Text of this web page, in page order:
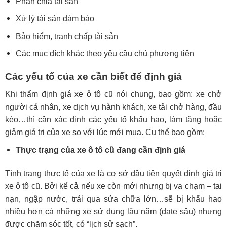
Xử lý tài sản đảm bảo
Bảo hiểm, tranh chấp tài sản
Các mục đích khác theo yêu cầu chủ phương tiện
Các yếu tố của xe cần biết để định giá
Khi thẩm định giá xe ô tô cũ nói chung, bao gồm: xe chở
người cá nhân, xe dịch vụ hành khách, xe tải chở hàng, đầu
kéo…thì cần xác định các yếu tố khấu hao, làm tăng hoặc
giảm giá trị của xe so với lúc mới mua. Cụ thể bao gồm:
Thực trạng của xe ô tô cũ đang cần định giá
Tình trạng thực tế của xe là cơ sở đầu tiên quyết định giá trị
xe ô tô cũ. Bởi kể cả nếu xe còn mới nhưng bị va chạm – tai
nạn, ngập nước, trải qua sửa chữa lớn…sẽ bị khấu hao
nhiều hơn cả những xe sử dụng lâu năm (date sâu) nhưng
được chăm sóc tốt, có “lịch sử sạch”.